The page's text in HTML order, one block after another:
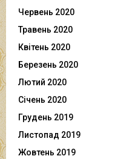
Червень 2020
Травень 2020
Квітень 2020
Березень 2020
Лютий 2020
Січень 2020
Грудень 2019
Листопад 2019
Жовтень 2019